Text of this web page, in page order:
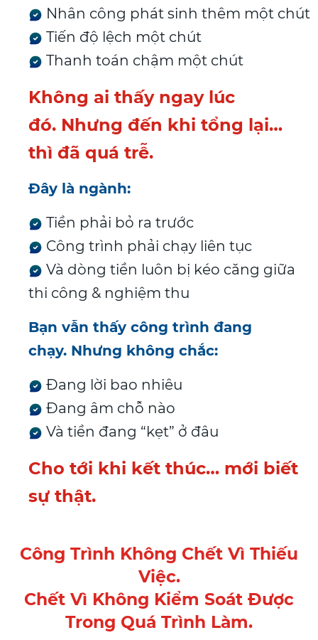
Nhân công phát sinh thêm một chút
Tiến độ lệch một chút
Thanh toán chậm một chút
Không ai thấy ngay lúc
đó. Nhưng đến khi tổng lại…
thì đã quá trễ.
Đây là ngành:
Tiền phải bỏ ra trước
Công trình phải chạy liên tục
Và dòng tiền luôn bị kéo căng giữa
thi công & nghiệm thu
Bạn vẫn thấy công trình đang
chạy. Nhưng không chắc:
Đang lời bao nhiêu
Đang âm chỗ nào
Và tiền đang “kẹt” ở đâu
Cho tới khi kết thúc… mới biết
sự thật.
Công Trình Không Chết Vì Thiếu
Việc.
Chết Vì Không Kiểm Soát Được
Trong Quá Trình Làm.